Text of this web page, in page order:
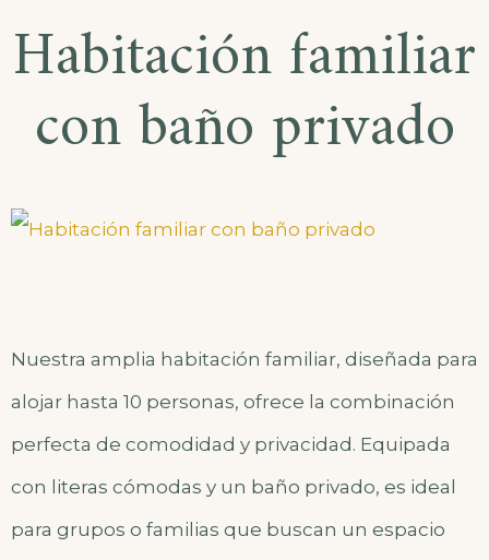
Habitación familiar
con baño privado
Nuestra amplia habitación familiar, diseñada para
alojar hasta 10 personas, ofrece la combinación
perfecta de comodidad y privacidad. Equipada
con literas cómodas y un baño privado, es ideal
para grupos o familias que buscan un espacio